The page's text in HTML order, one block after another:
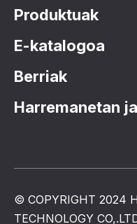
Produktuak
E-katalogoa
Berriak
Harremanetan
© COPYRIGHT 2024
TECHNOLOGY